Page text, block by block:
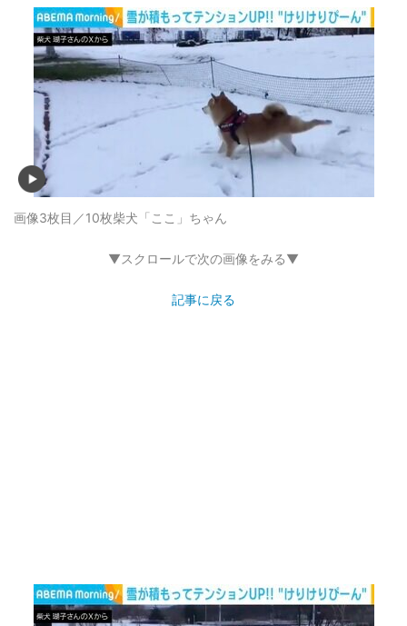
画像3枚目／10枚柴犬「ここ」ちゃん
▼スクロールで次の画像をみる▼
記事に戻る